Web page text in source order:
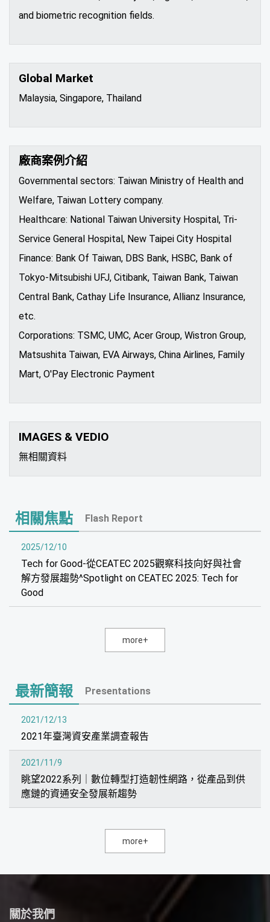
and biometric recognition fields.
Global Market
Malaysia, Singapore, Thailand
廠商案例介紹
Governmental sectors: Taiwan Ministry of Health and
Welfare, Taiwan Lottery company.
Healthcare: National Taiwan University Hospital, Tri-
Service General Hospital, New Taipei City Hospital
Finance: Bank Of Taiwan, DBS Bank, HSBC, Bank of
Tokyo-Mitsubishi UFJ, Citibank, Taiwan Bank, Taiwan
Central Bank, Cathay Life Insurance, Allianz Insurance,
etc.
Corporations: TSMC, UMC, Acer Group, Wistron Group,
Matsushita Taiwan, EVA Airways, China Airlines, Family
Mart, O'Pay Electronic Payment
IMAGES & VEDIO
無相關資料
相關焦點 Flash Report
2025/12/10
Tech for Good-從CEATEC 2025觀察科技向好與社會
解方發展趨勢^Spotlight on CEATEC 2025: Tech for
Good
more+
最新簡報 Presentations
2021/12/13
2021年臺灣資安產業調查報告
2021/11/9
眺望2022系列｜數位轉型打造韌性網路，從產品到供
應鏈的資通安全發展新趨勢
more+
關於我們